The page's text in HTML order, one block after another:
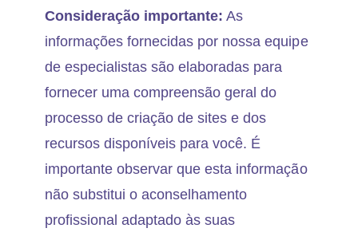
Consideração importante: As
informações fornecidas por nossa equipe
de especialistas são elaboradas para
fornecer uma compreensão geral do
processo de criação de sites e dos
recursos disponíveis para você. É
importante observar que esta informação
não substitui o aconselhamento
profissional adaptado às suas